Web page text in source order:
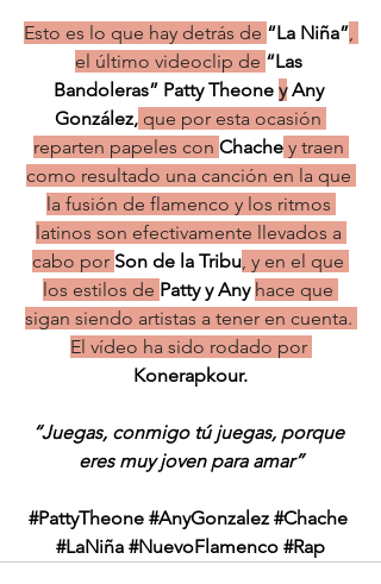
Esto es lo que hay detrás de “La Niña”,
el último videoclip de “Las
Bandoleras” Patty Theone y Any
González, que por esta ocasión
reparten papeles con Chache y traen
como resultado una canción en la que
la fusión de flamenco y los ritmos
latinos son efectivamente llevados a
cabo por Son de la Tribu, y en el que
los estilos de Patty y Any hace que
sigan siendo artistas a tener en cuenta.
El vídeo ha sido rodado por
Konerapkour.
“Juegas, conmigo tú juegas, porque
eres muy joven para amar”
#PattyTheone #AnyGonzalez #Chache
#LaNiña #NuevoFlamenco #Rap